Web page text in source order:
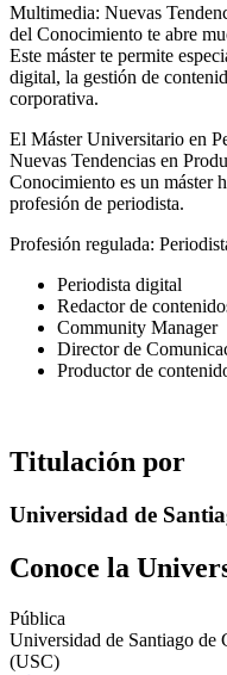
Multimedia: Nuevas
del Conocimiento te abre
Este máster te permite
digital, la gestión de
corporativa.
El Máster Universitario en
Nuevas Tendencias en
Conocimiento es un máster
profesión de periodista.
Profesión regulada:
Periodista digital
Redactor de
Community Manager
Director de
Productor de
Titulación por
Universidad de
Conoce la
Pública
Universidad de Santiago de
(USC)